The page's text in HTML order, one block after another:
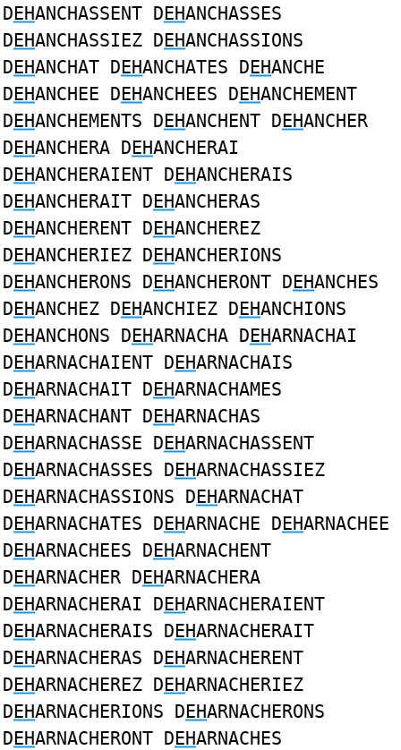
DEHANCHASSENT DEHANCHASSES
DEHANCHASSIEZ DEHANCHASSIONS
DEHANCHAT DEHANCHATES DEHANCHE
DEHANCHEE DEHANCHEES DEHANCHEMENT
DEHANCHEMENTS DEHANCHENT DEHANCHER
DEHANCHERA DEHANCHERAI
DEHANCHERAIENT DEHANCHERAIS
DEHANCHERAIT DEHANCHERAS
DEHANCHERENT DEHANCHEREZ
DEHANCHERIEZ DEHANCHERIONS
DEHANCHERONS DEHANCHERONT DEHANCHES
DEHANCHEZ DEHANCHIEZ DEHANCHIONS
DEHANCHONS DEHARNACHA DEHARNACHAI
DEHARNACHAIENT DEHARNACHAIS
DEHARNACHAIT DEHARNACHAMES
DEHARNACHANT DEHARNACHAS
DEHARNACHASSE DEHARNACHASSENT
DEHARNACHASSES DEHARNACHASSIEZ
DEHARNACHASSIONS DEHARNACHAT
DEHARNACHATES DEHARNACHE DEHARNACHEE
DEHARNACHEES DEHARNACHENT
DEHARNACHER DEHARNACHERA
DEHARNACHERAI DEHARNACHERAIENT
DEHARNACHERAIS DEHARNACHERAIT
DEHARNACHERAS DEHARNACHERENT
DEHARNACHEREZ DEHARNACHERIEZ
DEHARNACHERIONS DEHARNACHERONS
DEHARNACHERONT DEHARNACHES